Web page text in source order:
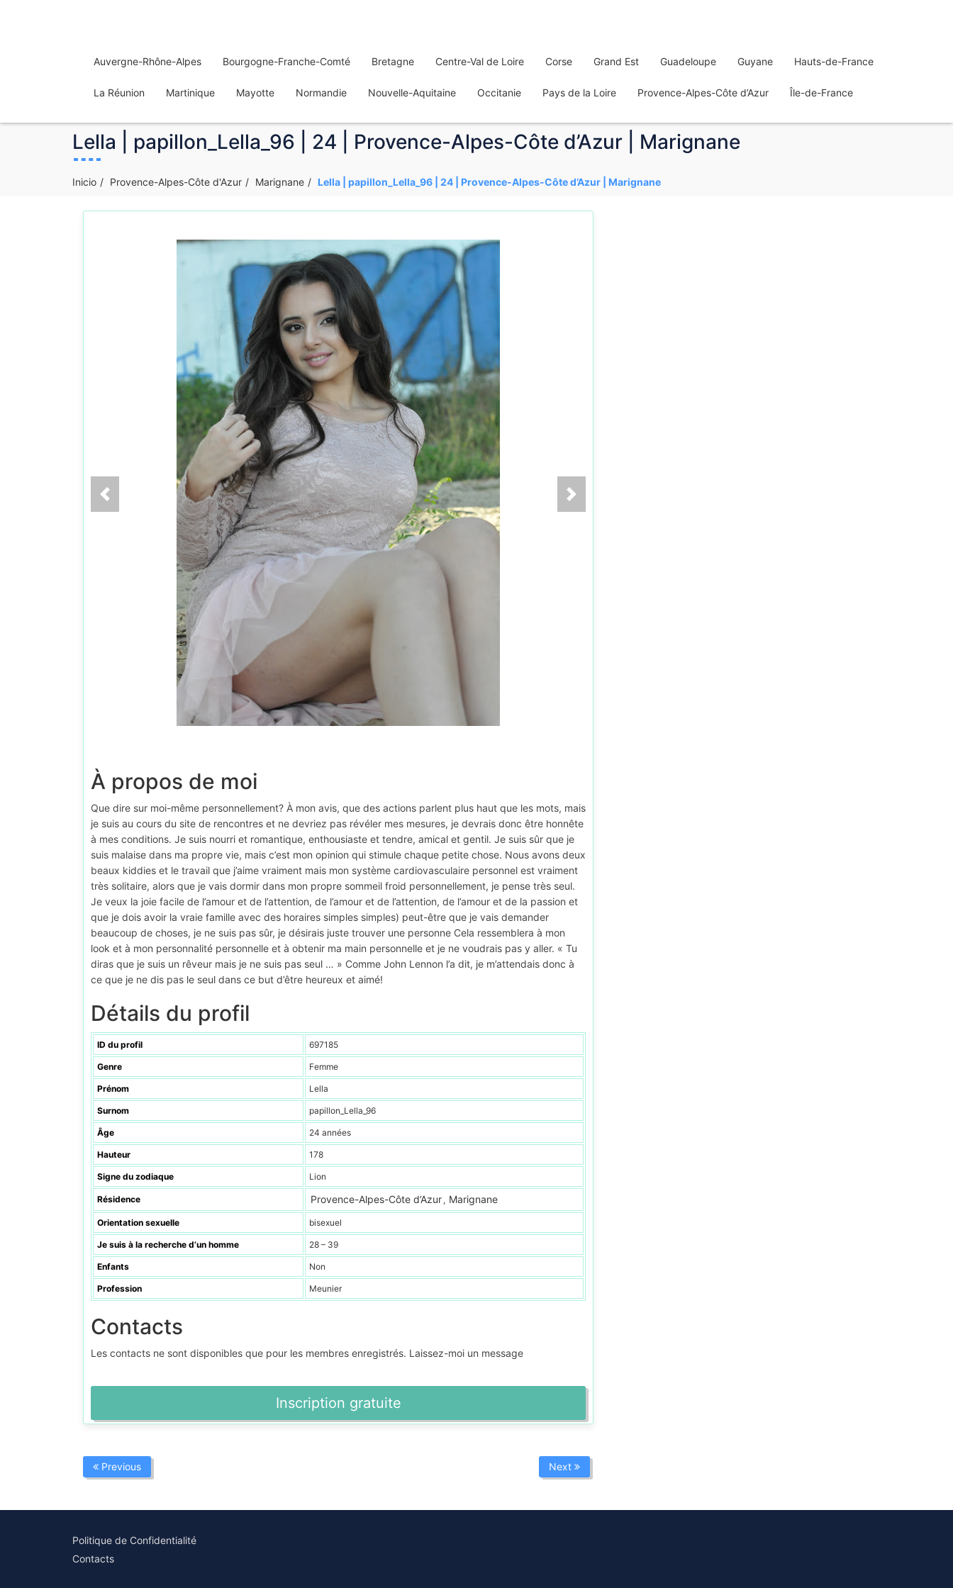
Auvergne-Rhône-Alpes Bourgogne-Franche-Comté Bretagne Centre-Val de Loire Corse Grand Est Guadeloupe Guyane Hauts-de-France
La Réunion Martinique Mayotte Normandie Nouvelle-Aquitaine Occitanie Pays de la Loire Provence-Alpes-Côte d’Azur Île-de-France
Lella | papillon_Lella_96 | 24 | Provence-Alpes-Côte d’Azur | Marignane
Inicio Provence-Alpes-Côte d'Azur Marignane Lella | papillon_Lella_96 | 24 | Provence-Alpes-Côte d’Azur | Marignane
À propos de moi
Que dire sur moi-même personnellement? À mon avis, que des actions parlent plus haut que les mots, mais
je suis au cours du site de rencontres et ne devriez pas révéler mes mesures, je devrais donc être honnête
à mes conditions. Je suis nourri et romantique, enthousiaste et tendre, amical et gentil. Je suis sûr que je
suis malaise dans ma propre vie, mais c’est mon opinion qui stimule chaque petite chose. Nous avons deux
beaux kiddies et le travail que j’aime vraiment mais mon système cardiovasculaire personnel est vraiment
très solitaire, alors que je vais dormir dans mon propre sommeil froid personnellement, je pense très seul.
Je veux la joie facile de l’amour et de l’attention, de l’amour et de l’attention, de l’amour et de la passion et
que je dois avoir la vraie famille avec des horaires simples simples) peut-être que je vais demander
beaucoup de choses, je ne suis pas sûr, je désirais juste trouver une personne Cela ressemblera à mon
look et à mon personnalité personnelle et à obtenir ma main personnelle et je ne voudrais pas y aller. « Tu
diras que je suis un rêveur mais je ne suis pas seul … » Comme John Lennon l’a dit, je m’attendais donc à
ce que je ne dis pas le seul dans ce but d’être heureux et aimé!
Détails du profil
ID du profil 697185
Genre Femme
Prénom Lella
Surnom papillon_Lella_96
Âge 24 années
Hauteur 178
Signe du zodiaque Lion
Résidence Provence-Alpes-Côte d’Azur , Marignane
Orientation sexuelle bisexuel
Je suis à la recherche d’un homme 28 – 39
Enfants Non
Profession Meunier
Contacts
Les contacts ne sont disponibles que pour les membres enregistrés. Laissez-moi un message
Inscription gratuite
Previous Next
Politique de Confidentialité
Contacts